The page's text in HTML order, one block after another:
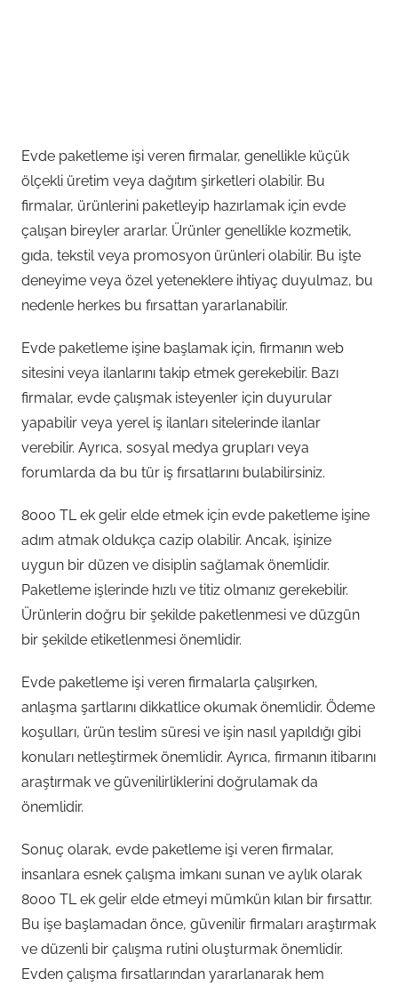
Evde paketleme işi veren firmalar, genellikle küçük
ölçekli üretim veya dağıtım şirketleri olabilir. Bu
firmalar, ürünlerini paketleyip hazırlamak için evde
çalışan bireyler ararlar. Ürünler genellikle kozmetik,
gıda, tekstil veya promosyon ürünleri olabilir. Bu işte
deneyime veya özel yeteneklere ihtiyaç duyulmaz, bu
nedenle herkes bu fırsattan yararlanabilir.
Evde paketleme işine başlamak için, firmanın web
sitesini veya ilanlarını takip etmek gerekebilir. Bazı
firmalar, evde çalışmak isteyenler için duyurular
yapabilir veya yerel iş ilanları sitelerinde ilanlar
verebilir. Ayrıca, sosyal medya grupları veya
forumlarda da bu tür iş fırsatlarını bulabilirsiniz.
8000 TL ek gelir elde etmek için evde paketleme işine
adım atmak oldukça cazip olabilir. Ancak, işinize
uygun bir düzen ve disiplin sağlamak önemlidir.
Paketleme işlerinde hızlı ve titiz olmanız gerekebilir.
Ürünlerin doğru bir şekilde paketlenmesi ve düzgün
bir şekilde etiketlenmesi önemlidir.
Evde paketleme işi veren firmalarla çalışırken,
anlaşma şartlarını dikkatlice okumak önemlidir. Ödeme
koşulları, ürün teslim süresi ve işin nasıl yapıldığı gibi
konuları netleştirmek önemlidir. Ayrıca, firmanın itibarını
araştırmak ve güvenilirliklerini doğrulamak da
önemlidir.
Sonuç olarak, evde paketleme işi veren firmalar,
insanlara esnek çalışma imkanı sunan ve aylık olarak
8000 TL ek gelir elde etmeyi mümkün kılan bir fırsattır.
Bu işe başlamadan önce, güvenilir firmaları araştırmak
ve düzenli bir çalışma rutini oluşturmak önemlidir.
Evden çalışma fırsatlarından yararlanarak hem